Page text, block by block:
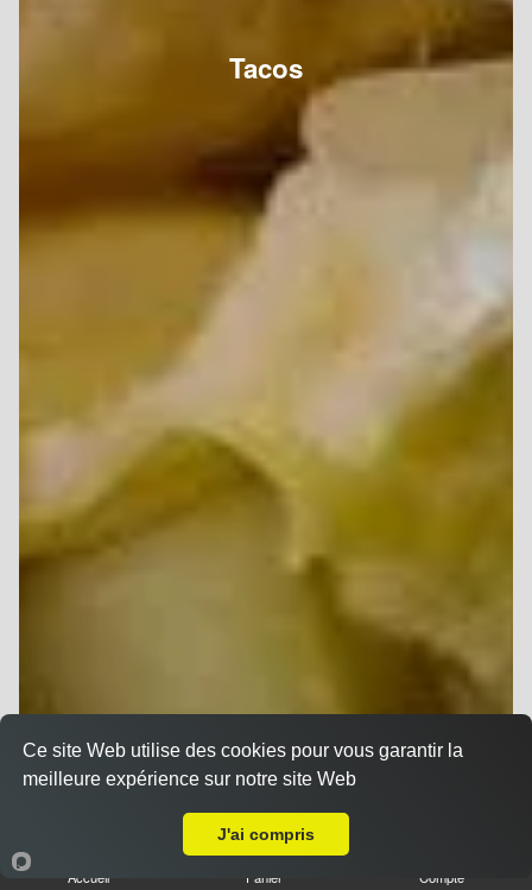
Tacos
Accueil Panier Compte
Ce site Web utilise des cookies pour vous garantir la
meilleure expérience sur notre site Web
J'ai compris